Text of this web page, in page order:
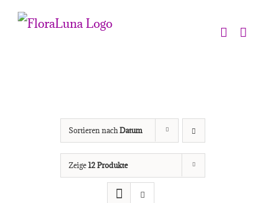
Zum
Sortieren nachDatum
Zeige12 Produkte